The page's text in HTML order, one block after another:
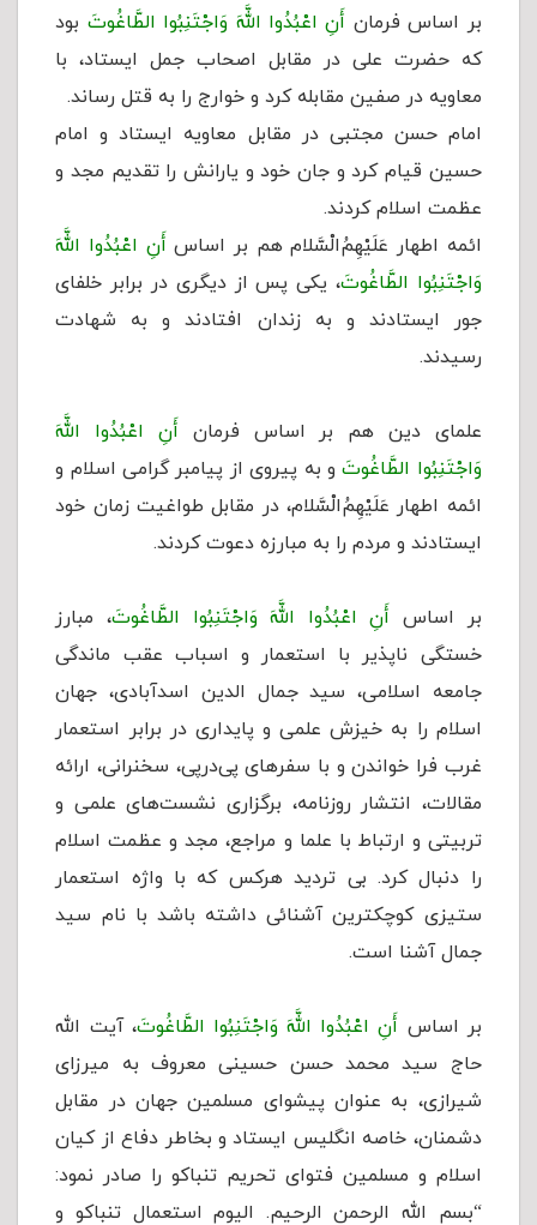
بر اساس فرمان أَنِ اعْبُدُوا اللَّهَ وَاجْتَنِبُوا الطَّاغُوتَ بود
که حضرت علی در مقابل اصحاب جمل ایستاد، با
معاویه در صفین مقابله کرد و خوارج را به قتل رساند.
امام حسن مجتبی در مقابل معاویه ایستاد و امام
حسین قیام کرد و جان خود و یارانش را تقدیم مجد و
عظمت اسلام کردند.
ائمه اطهار عَلَيْهِمُ‌الْسَّلام هم بر اساس أَنِ اعْبُدُوا اللَّهَ
وَاجْتَنِبُوا الطَّاغُوتَ، یکی پس از دیگری در برابر خلفای
جور ایستادند و به زندان افتادند و به شهادت
رسیدند.
علمای دین هم بر اساس فرمان أَنِ اعْبُدُوا اللَّهَ
وَاجْتَنِبُوا الطَّاغُوتَو به پیروی از پیامبر گرامی اسلام و
ائمه اطهار عَلَيْهِمُ‌الْسَّلام، در مقابل طواغیت زمان خود
ایستادند و مردم را به مبارزه دعوت کردند.
بر اساسأَنِ اعْبُدُوا اللَّهَ وَاجْتَنِبُوا الطَّاغُوتَ، مبارز
خستگی ناپذیر با استعمار و اسباب عقب ماندگی
جامعه اسلامی، سید جمال الدین اسدآبادی، جهان
اسلام را به خیزش علمی و پایداری در برابر استعمار
غرب فرا خواندن و با سفرهای پی‌در‌پی، سخنرانی، ارائه
مقالات، انتشار روزنامه، برگزاری نشست‌های علمی و
تربیتی و ارتباط با علما و مراجع، مجد و عظمت اسلام
را دنبال کرد. بی تردید هرکس که با واژه استعمار
ستیزی کوچکترین آشنائی داشته باشد با نام سید
جمال آشنا است.
بر اساس أَنِ اعْبُدُوا اللَّهَ وَاجْتَنِبُوا الطَّاغُوتَ، آیت الله
حاج سید محمد حسن حسینی معروف به میرزای
شیرازی، به عنوان پیشوای مسلمین جهان در مقابل
دشمنان، خاصه انگلیس ایستاد و بخاطر دفاع از کیان
اسلام و مسلمین فتوای تحریم تنباکو را صادر نمود:
“بسم الله الرحمن الرحیم. الیوم استعمال تنباکو و